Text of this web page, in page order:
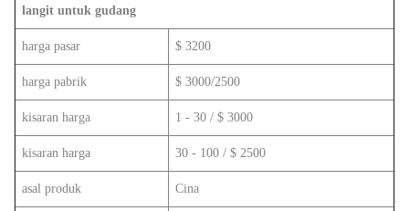
langit untuk gudang
harga pasar $ 3200
harga pabrik $ 3000/2500
kisaran harga 1 - 30 / $ 3000
kisaran harga 30 - 100 / $ 2500
asal produk Cina